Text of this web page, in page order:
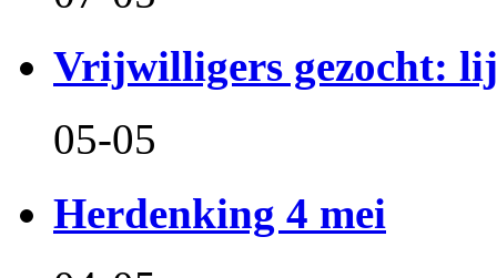
Vrijwilligers gezocht:
05-05
Herdenking 4 mei